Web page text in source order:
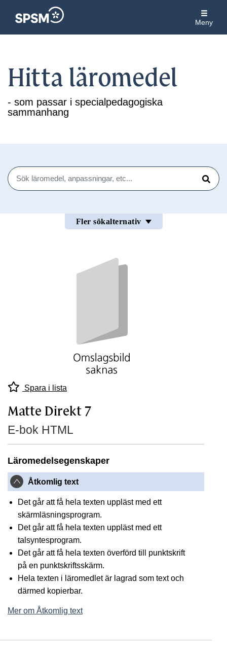
Meny
Hitta läromedel
- som passar i specialpedagogiska
sammanhang
Sök
Sök
Fler sökalternativ
Spara i lista
Matte Direkt 7
E-bok HTML
Läromedelsegenskaper
Åtkomlig text
Det går att få hela texten uppläst med ett
skärmläsningsprogram.
Det går att få hela texten uppläst med ett
talsyntesprogram.
Det går att få hela texten överförd till punktskrift
på en punktskriftsskärm.
Hela texten i läromedlet är lagrad som text och
därmed kopierbar.
Mer om Åtkomlig text